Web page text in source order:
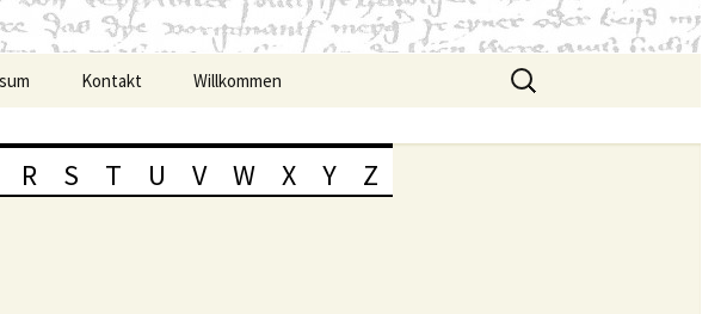
Kontakt Willkommen
Suchen
nach:
R S T U V W X Y Z